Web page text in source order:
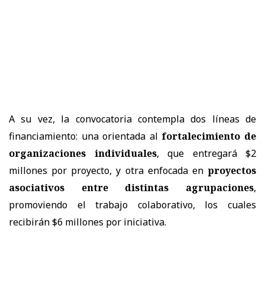
A su vez, la convocatoria contempla dos líneas de
financiamiento: una orientada al fortalecimiento de
organizaciones individuales, que entregará $2
millones por proyecto, y otra enfocada en proyectos
asociativos entre distintas agrupaciones,
promoviendo el trabajo colaborativo, los cuales
recibirán $6 millones por iniciativa.